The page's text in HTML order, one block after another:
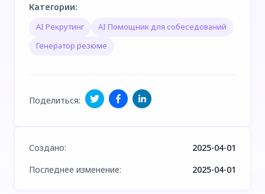
Категории:
AI Рекрутинг
AI Помощник для собеседований
Генератор резюме
Поделиться:
Создано:
2025-04-01
Последнее изменение: 2025-04-01